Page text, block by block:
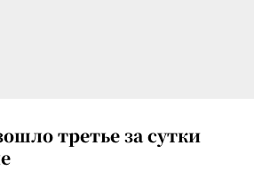
третье за сутки